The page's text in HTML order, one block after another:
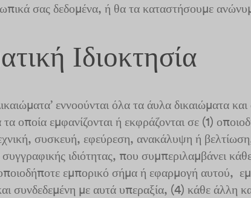
σας δεδομένα, ή θα τα καταστήσουμε
Ιδιοκτησία
εννοούνται όλα τα άυλα δικαιώματα
οποία εμφανίζονται ή εκφράζονται σε (1)
συσκευή, εφεύρεση, ανακάλυψη ή
ιδιότητας, που συμπεριλαμβάνει
εμπορικό σήμα ή εφαρμογή αυτού,
συνδεδεμένη με αυτά υπεραξία, (4) κάθε άλλη